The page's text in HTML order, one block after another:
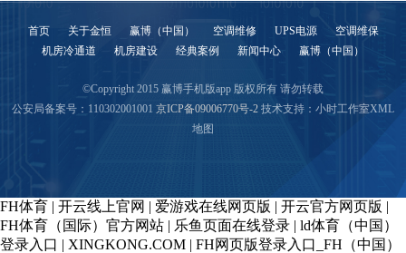
首页 关于金恒 赢博（中国） 空调维修 UPS电源
空调维保
机房冷通道
机房建设 经典案例 新闻中心 赢博（中国）
©Copyright 2015 赢博手机版app 版权所有 请勿转载
公安局备案号：110302001001 京ICP备09006770号-2 技术支持：小时工作室XML
地图
FH体育 | 开云线上官网 | 爱游戏在线网页版 | 开云官方网页版 |
FH体育（国际）官方网站 | 乐鱼页面在线登录 | ld体育（中国）
登录入口 | XINGKONG.COM | FH网页版登录入口_FH（中国）